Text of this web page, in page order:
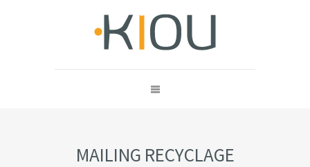
MAILING RECYCLAGE